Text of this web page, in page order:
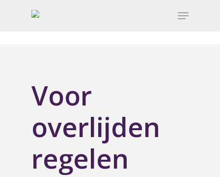
Voor
overlijden
regelen